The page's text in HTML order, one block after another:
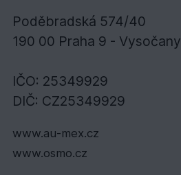
Poděbradská 574/40
190 00 Praha 9 - Vysočany
IČO: 25349929
DIČ: CZ25349929
www.au-mex.cz
www.osmo.cz